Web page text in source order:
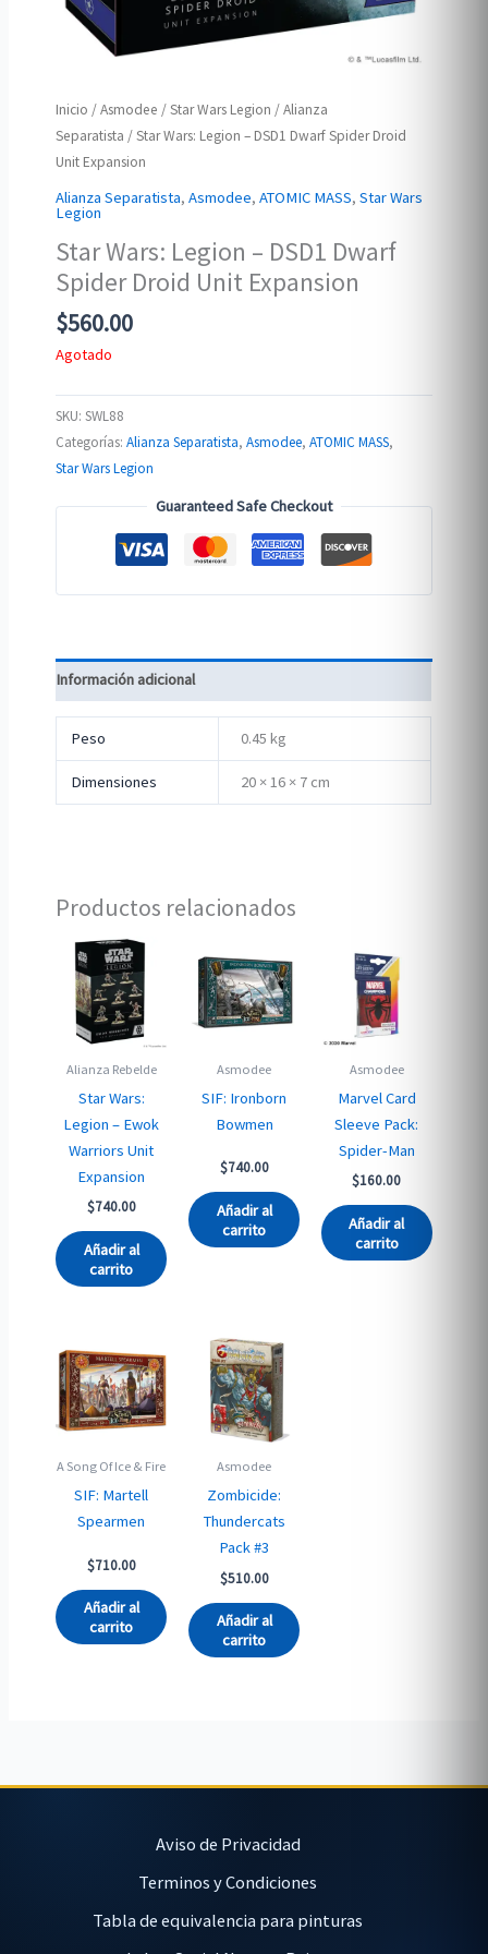
Inicio /Asmodee /Star Wars Legion /Alianza
Separatista / Star Wars: Legion – DSD1 Dwarf Spider Droid
Unit Expansion
Alianza Separatista,Asmodee,ATOMIC MASS,Star Wars
Legion
Star Wars: Legion – DSD1 Dwarf
Spider Droid Unit Expansion
$560.00
Agotado
SKU:SWL88
Categorías:Alianza Separatista,Asmodee,ATOMIC MASS,
Star Wars Legion
Guaranteed Safe Checkout
Información adicional
Peso 0.45 kg
Dimensiones 20 × 16 × 7 cm
Productos relacionados
Alianza Rebelde
Star Wars:
Legion – Ewok
Warriors Unit
Expansion
$740.00
Añadir al
carrito
Asmodee
SIF: Ironborn
Bowmen
$740.00
Añadir al
carrito
Asmodee
Marvel Card
Sleeve Pack:
Spider-Man
$160.00
Añadir al
carrito
A Song Of Ice & Fire
SIF: Martell
Spearmen
$710.00
Añadir al
carrito
Asmodee
Zombicide:
Thundercats
Pack #3
$510.00
Añadir al
carrito
Aviso de Privacidad
Terminos y Condiciones
Tabla de equivalencia para pinturas